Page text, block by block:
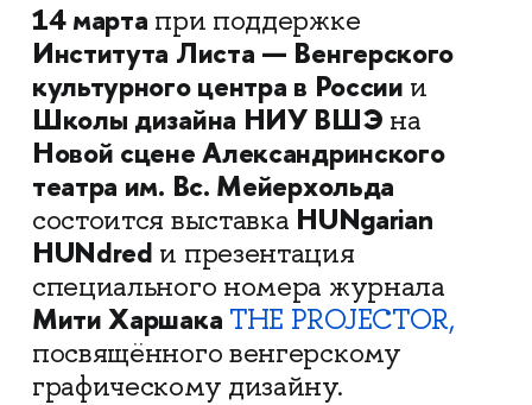
14 марта при поддержке
Института Листа — Венгерского
культурного центра в России и
Школы дизайна НИУ ВШЭ на
Новой сцене Александринского
театра им. Вс. Мейерхольда
состоится выставка HUNgarian
HUNdred и презентация
специального номера журнала
Мити Харшака THE PROJECTOR,
посвящённого венгерскому
графическому дизайну.